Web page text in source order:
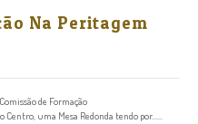
Na Peritagem
de Formação
uma Mesa Redonda tendo por......